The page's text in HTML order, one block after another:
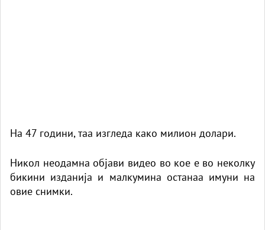
На 47 години, таа изгледа како милион долари.
Никол неодамна објави видео во кое е во неколку
бикини изданија и малкумина останаа имуни на
овие снимки.